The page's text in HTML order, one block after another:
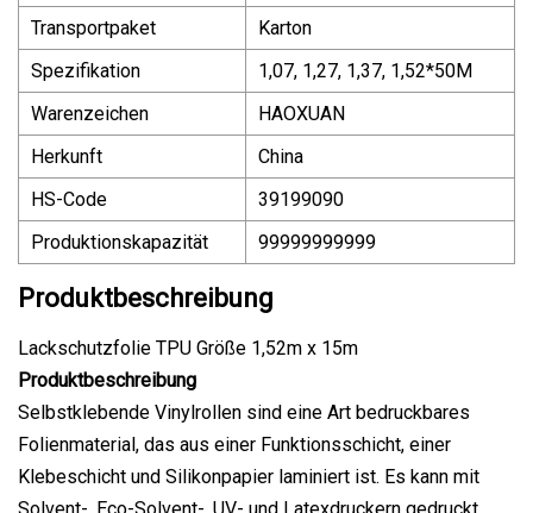
Transportpaket
Karton
Spezifikation
1,07, 1,27, 1,37, 1,52*50M
Warenzeichen
HAOXUAN
Herkunft
China
HS-Code
39199090
Produktionskapazität
99999999999
Produktbeschreibung
Lackschutzfolie TPU Größe 1,52m x 15m
Produktbeschreibung
Selbstklebende Vinylrollen sind eine Art bedruckbares
Folienmaterial, das aus einer Funktionsschicht, einer
Klebeschicht und Silikonpapier laminiert ist. Es kann mit